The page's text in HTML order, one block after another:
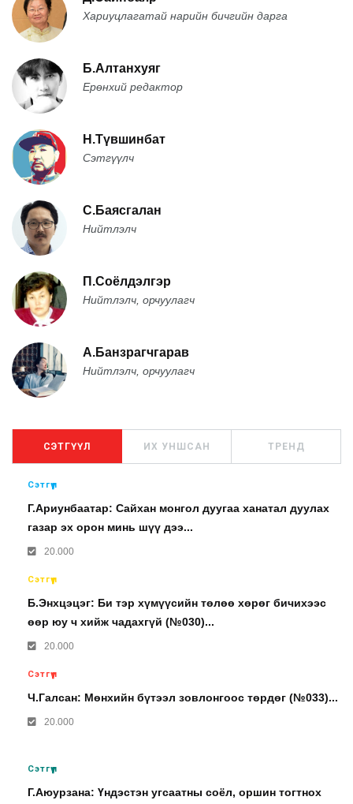
Хариуцлагатай нарийн бичгийн дарга
Б.Алтанхуяг
Ерөнхий редактор
Н.Түвшинбат
Сэтгүүлч
С.Баясгалан
Нийтлэлч
П.Соёлдэлгэр
Нийтлэлч, орчуулагч
А.Банзрагчгарав
Нийтлэлч, орчуулагч
СЭТГҮҮЛ ИХ УНШСАН ТРЕНД
Сэтгүүл
Г.Ариунбаатар: Сайхан монгол дуугаа ханатал дуулах
газар эх орон минь шүү дээ...
20.000
Сэтгүүл
Б.Энхцэцэг: Би тэр хүмүүсийн төлөө хөрөг бичихээс
өөр юу ч хийж чадахгүй (№030)...
20.000
Сэтгүүл
Ч.Галсан: Мөнхийн бүтээл зовлонгоос төрдөг (№033)...
20.000
Сэтгүүл
Г.Аюурзана: Үндэстэн угсаатны соёл, оршин тогтнох